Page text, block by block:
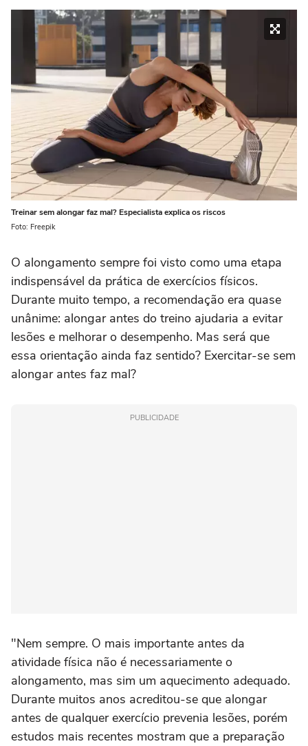
Treinar sem alongar faz mal? Especialista explica os riscos
Foto: Freepik
O alongamento sempre foi visto como uma etapa
indispensável da prática de exercícios físicos.
Durante muito tempo, a recomendação era quase
unânime: alongar antes do treino ajudaria a evitar
lesões e melhorar o desempenho. Mas será que
essa orientação ainda faz sentido? Exercitar-se sem
alongar antes faz mal?
PUBLICIDADE
"Nem sempre. O mais importante antes da
atividade física não é necessariamente o
alongamento, mas sim um aquecimento adequado.
Durante muitos anos acreditou-se que alongar
antes de qualquer exercício prevenia lesões, porém
estudos mais recentes mostram que a preparação